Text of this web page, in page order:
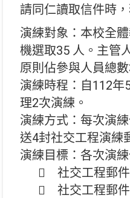
請同仁讀取信件時
演練對象：本校全
機選取35 人。主管
原則佔參與人員總
演練時程：自112年
理2次演練。
演練方式：每次演
送4封社交工程演練
演練目標：各次演
 社交工程郵件
 社交工程郵件